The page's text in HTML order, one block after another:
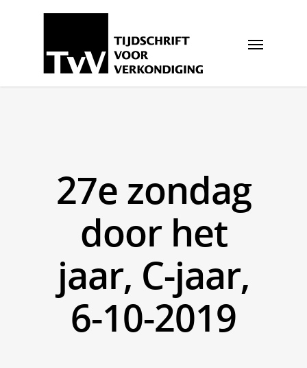
27e zondag
door het
jaar, C-jaar,
6-10-2019